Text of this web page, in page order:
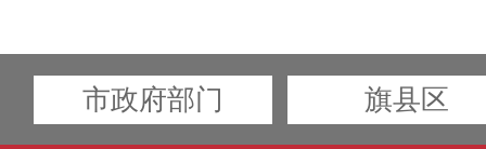
市政府部门 旗县区